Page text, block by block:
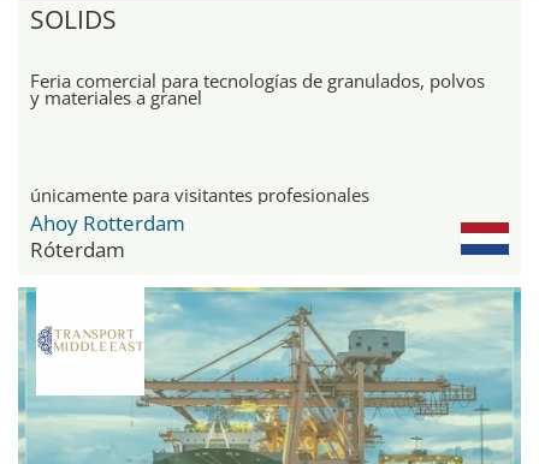
SOLIDS
Feria comercial para tecnologías de granulados, polvos
y materiales a granel
únicamente para visitantes profesionales
Ahoy Rotterdam
Róterdam